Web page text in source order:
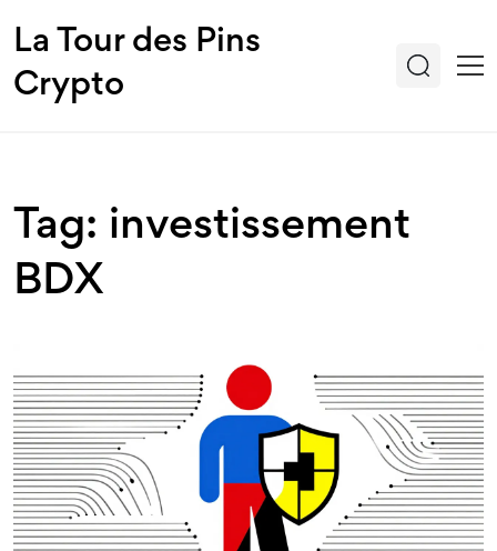
La Tour des Pins
Crypto
Tag: investissement
BDX